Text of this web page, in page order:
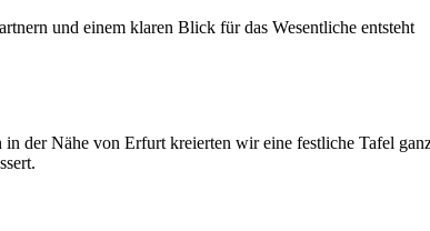
und einem klaren Blick für das Wesentliche entsteht
der Nähe von Erfurt kreierten wir eine festliche Tafel